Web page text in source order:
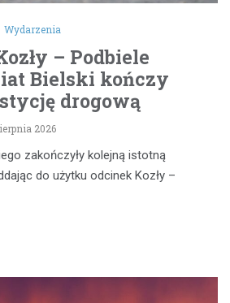
Wydarzenia
– Podbiele
Bielski kończy
drogową
2026
zakończyły kolejną istotną
do użytku odcinek Kozły –